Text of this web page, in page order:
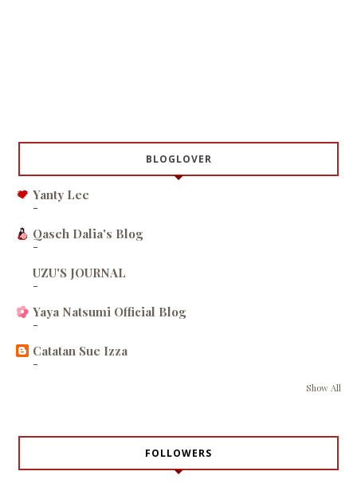
BLOGLOVER
Yanty Lee
-
Qaseh Dalia's Blog
-
UZU'S JOURNAL
-
Yaya Natsumi Official Blog
-
Catatan Sue Izza
-
Show All
FOLLOWERS